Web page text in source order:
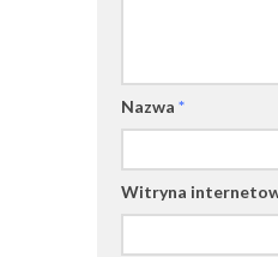
Nazwa *
Witryna